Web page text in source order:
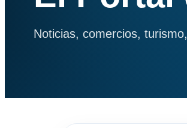
Noticias, comercios,